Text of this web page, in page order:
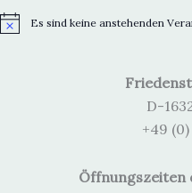
H
Es sind keine anstehenden
D-
+49 (0)
Öffnungszeiten